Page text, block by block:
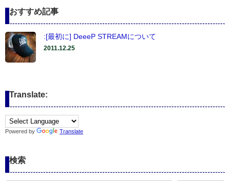
おすすめ記事
:[最初に] DeeeP STREAMについて
2011.12.25
Translate:
Powered by Translate
検索